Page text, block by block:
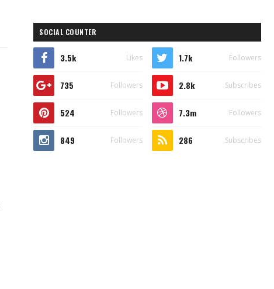
SOCIAL COUNTER
3.5k Likes 1.7k Followers
735 Followers 2.8k Subscribes
524 Followers 7.3m Followers
849 Followers 286 Subscribes